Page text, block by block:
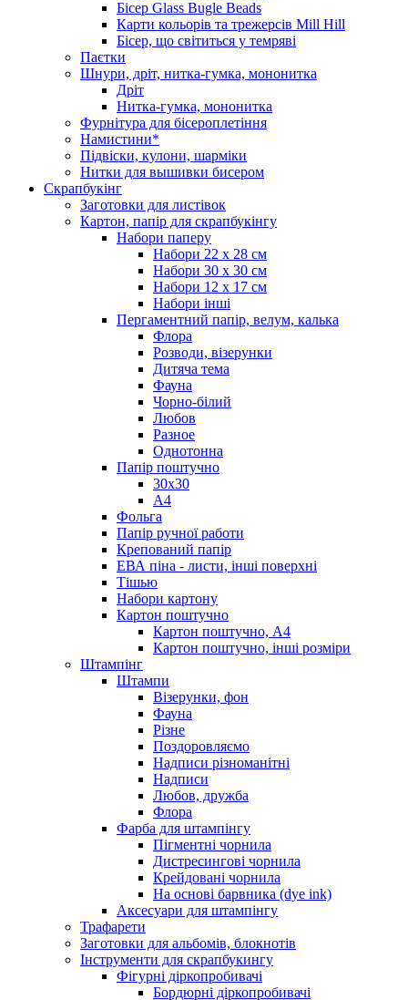
Бісер Glass Bugle Beads
Карти кольорів та трежерсів Mill Hill
Бісер, що світиться у темряві
Паєтки
Шнури, дріт, нитка-гумка, мононитка
Дріт
Нитка-гумка, мононитка
Фурнітура для бісероплетіння
Намистини*
Підвіски, кулони, шарміки
Нитки для вышивки бисером
Скрапбукінг
Заготовки для листівок
Картон, папір для скрапбукінгу
Набори паперу
Набори 22 х 28 см
Набори 30 х 30 см
Набори 12 х 17 см
Набори інші
Пергаментний папір, велум, калька
Флора
Розводи, візерунки
Дитяча тема
Фауна
Чорно-білий
Любов
Разное
Однотонна
Папір поштучно
30х30
А4
Фольга
Папір ручної работи
Крепований папір
ЕВА піна - листи, інші поверхні
Тішью
Набори картону
Картон поштучно
Картон поштучно, А4
Картон поштучно, інші розміри
Штампінг
Штампи
Візерунки, фон
Фауна
Різне
Поздоровляємо
Надписи різноманітні
Надписи
Любов, дружба
Флора
Фарба для штампінгу
Пігментні чорнила
Дистресингові чорнила
Крейдовані чорнила
На основі барвника (dye ink)
Аксесуари для штампінгу
Трафарети
Заготовки для альбомів, блокнотів
Інструменти для скрапбукингу
Фігурні діркопробивачі
Бордюрні діркопробивачі